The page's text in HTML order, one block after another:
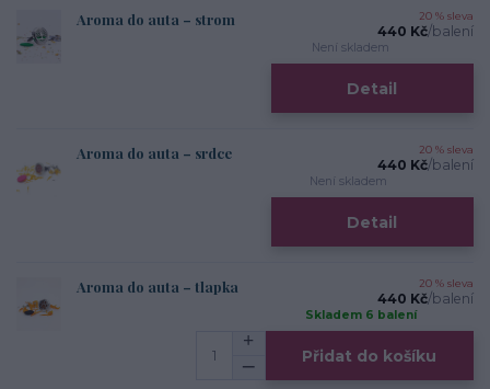
Aroma do auta – strom 20 % sleva
440 Kč/balení
Není skladem
Detail
Aroma do auta – srdce 20 % sleva
440 Kč/balení
Není skladem
Detail
Aroma do auta – tlapka 20 % sleva
440 Kč/balení
Skladem 6 balení
Přidat do košíku